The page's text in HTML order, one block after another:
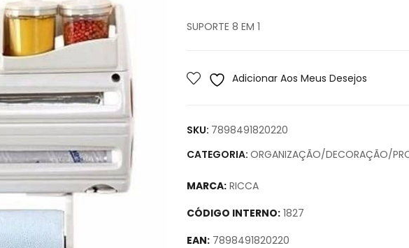
SUPORTE 8 EM 1
Adicionar Aos Meus Desejos
SKU: 7898491820220
CATEGORIA: ORGANIZAÇÃO/DECORAÇÃO/
MARCA:RICCA
CÓDIGO INTERNO: 1827
EAN:7898491820220